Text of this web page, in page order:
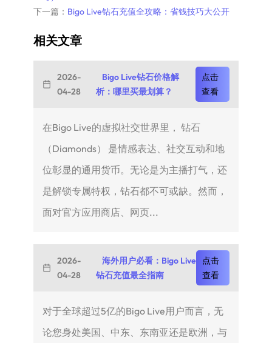
下一篇： Bigo Live钻石充值全攻略：省钱技巧大公开
相关文章
2026-
04-28
Bigo Live钻石价格解
析：哪里买最划算？
点击
查看
在Bigo Live的虚拟社交世界里， 钻石
（Diamonds） 是情感表达、社交互动和地
位彰显的通用货币。无论是为主播打气，还
是解锁专属特权，钻石都不可或缺。然而，
面对官方应用商店、网页...
2026-
04-28
海外用户必看：Bigo Live
钻石充值最全指南
点击
查看
对于全球超过5亿的Bigo Live用户而言，无
论您身处美国、中东、东南亚还是欧洲，与